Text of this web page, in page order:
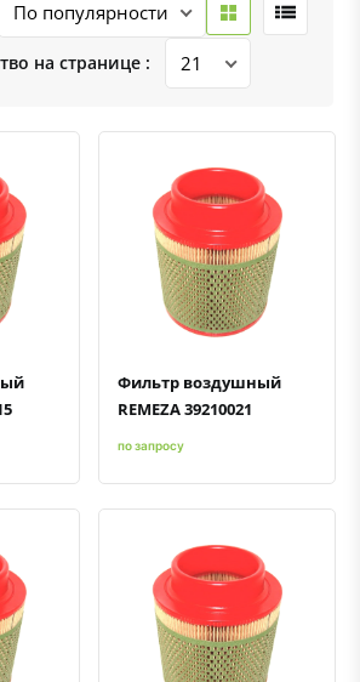
на странице :
к сравнению
Добавить в избранное Быстрый просмотрДобавить к сравнению
Добавить в избранное
Фильтр воздушный
REMEZA 39210021
по запросу
к сравнению
Добавить в избранное Быстрый просмотрДобавить к сравнению
Добавить в избранное